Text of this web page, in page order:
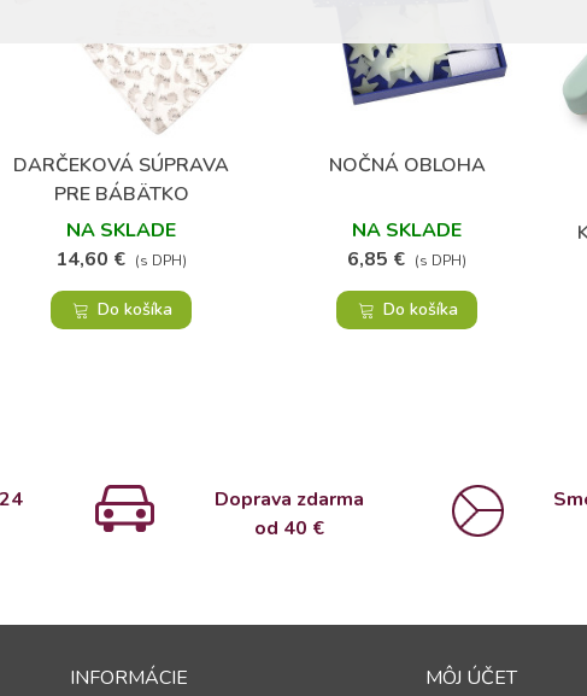
Obľúbené
DARČEKOVÁ SÚPRAVA
PRE BÁBÄTKO
NA SKLADE
14,60 € (s DPH)
Do košíka
Obľúbené
NOČNÁ OBLOHA
NA SKLADE
6,85 € (s DPH)
Do košíka
Doprava zdarma
od 40 €
INFORMÁCIE MÔJ ÚČET